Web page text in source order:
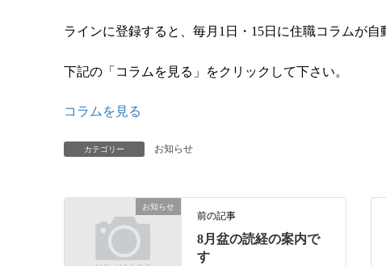
ラインに登録すると、毎月1日・15日に住職コラムが自
下記の「コラムを見る」をクリックして下さい。
コラムを見る
カテゴリー お知らせ
お知らせ
前の記事
8月盆の読経の案内で
す